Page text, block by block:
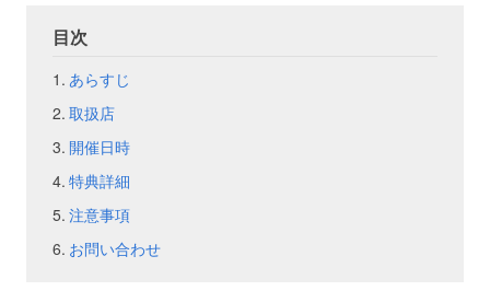
目次
あらすじ
取扱店
開催日時
特典詳細
注意事項
お問い合わせ